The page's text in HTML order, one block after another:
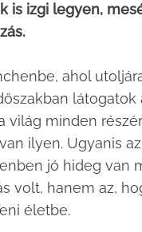
is izgi legyen,
ahol
látogatok
minden
ilyen. Ugyanis
jó hideg van
volt, hanem az,
életbe.